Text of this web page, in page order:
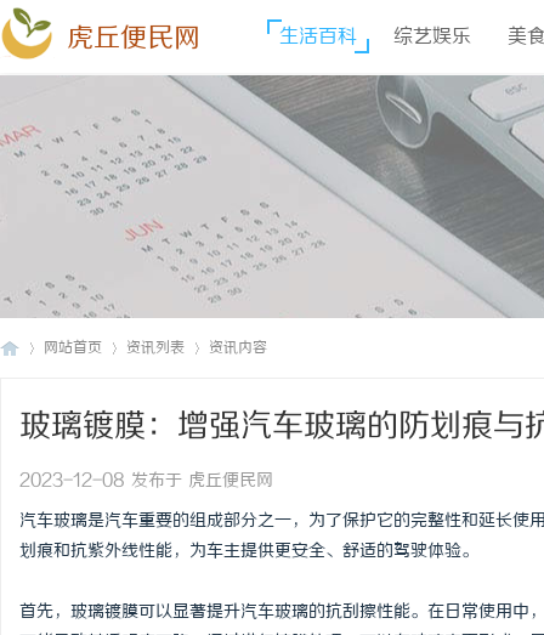
虎丘便民网 生活百科 综艺娱乐 美
网站首页 资讯列表 资讯内容
玻璃镀膜：增强汽车玻璃的防划痕与
2023-12-08 发布于 虎丘便民网
汽车玻璃是汽车重要的组成部分之一，为了保护它的完整性和延长
划痕和抗紫外线性能，为车主提供更安全、舒适的驾驶体验。
首先，玻璃镀膜可以显著提升汽车玻璃的抗刮擦性能。在日常使用